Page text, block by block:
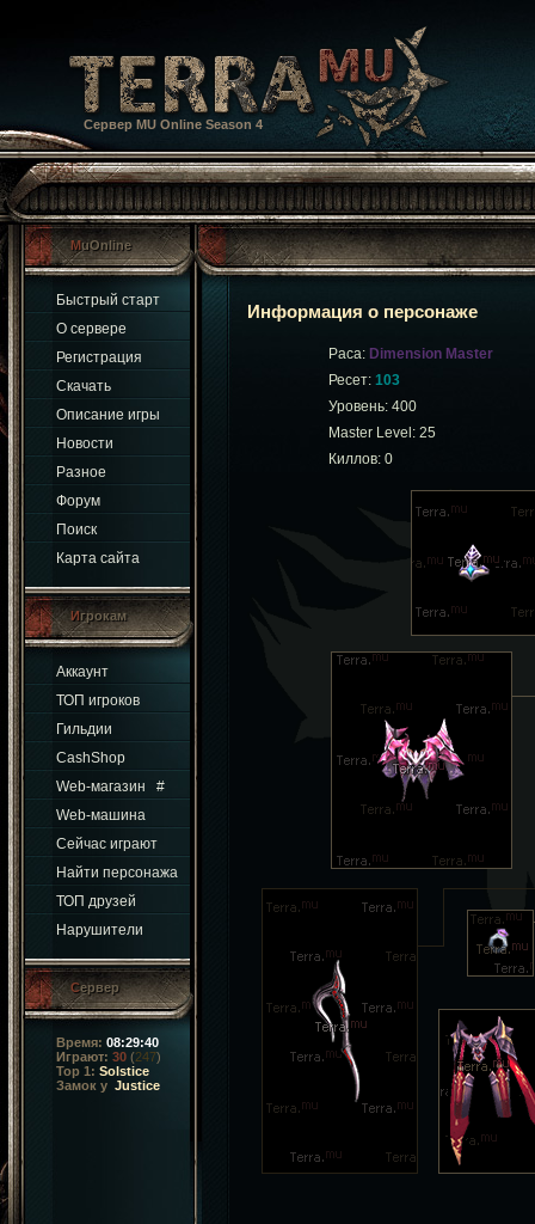
Сервер MU Online Season 4
MuOnline
Быстрый старт
О сервере
Регистрация
Скачать
Описание игры
Новости
Разное
Форум
Поиск
Карта сайта
Игрокам
Аккаунт
ТОП игроков
Гильдии
CashShop
Web-магазин
#
Web-машина
Сейчас играют
Найти персонажа
ТОП друзей
Нарушители
Сервер
Время: 08:29:40
Играют: 30 (247)
Top 1: Solstice
Замок у Justice
Информация о персонаже
Раса: Dimension Master
Ресет: 103
Уровень: 400
Master Level: 25
Киллов: 0